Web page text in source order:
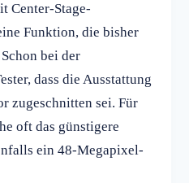
Center-Stage-
Funktion, die bisher
bei der
dass die Ausstattung
zugeschnitten sei. Für
oft das günstigere
ein 48-Megapixel-